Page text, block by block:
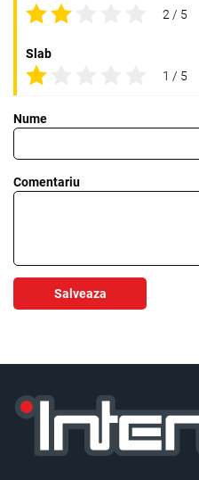
2 / 5
Slab
1 / 5
Nume
Comentariu
Salveaza